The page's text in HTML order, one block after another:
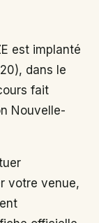
est implanté
dans le
fait
Nouvelle-
votre venue,